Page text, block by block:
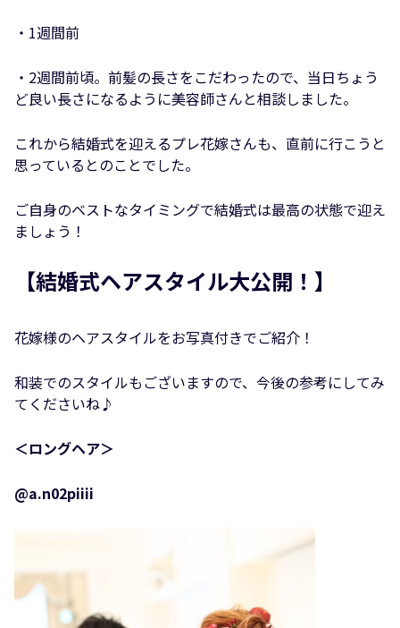
・1週間前
・2週間前頃。前髪の長さをこだわったので、当日ちょう
ど良い長さになるように美容師さんと相談しました。
これから結婚式を迎えるプレ花嫁さんも、直前に行こうと
思っているとのことでした。
ご自身のベストなタイミングで結婚式は最高の状態で迎え
ましょう！
【結婚式ヘアスタイル大公開！】
花嫁様のヘアスタイルをお写真付きでご紹介！
和装でのスタイルもございますので、今後の参考にしてみ
てくださいね♪
＜ロングヘア＞
@a.n02piiii